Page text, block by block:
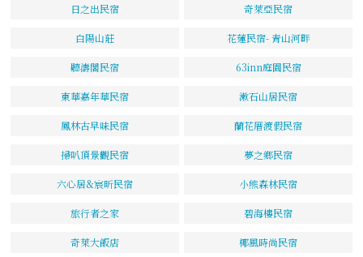
日之出民宿 奇萊亞民宿
白陽山莊 花蓮民宿- 青山河畔
聽濤閣民宿 63inn庭園民宿
東華嘉年華民宿 漱石山居民宿
鳳林古早味民宿 蘭花厝渡假民宿
掃叭頂景觀民宿 夢之鄉民宿
六心居&宸昕民宿 小熊森林民宿
旅行者之家 碧海樓民宿
奇萊大飯店 椰風時尚民宿